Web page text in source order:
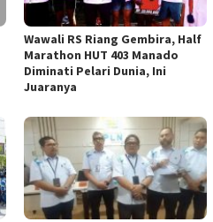
Wawali RS Riang Gembira, Half
Marathon HUT 403 Manado
Diminati Pelari Dunia, Ini
Juaranya